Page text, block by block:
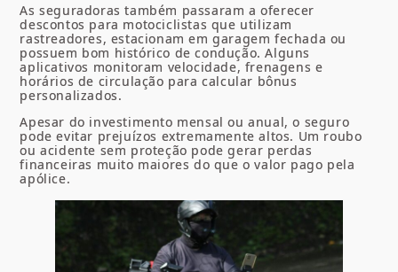
As seguradoras também passaram a oferecer
descontos para motociclistas que utilizam
rastreadores, estacionam em garagem fechada ou
possuem bom histórico de condução. Alguns
aplicativos monitoram velocidade, frenagens e
horários de circulação para calcular bônus
personalizados.
Apesar do investimento mensal ou anual, o seguro
pode evitar prejuízos extremamente altos. Um roubo
ou acidente sem proteção pode gerar perdas
financeiras muito maiores do que o valor pago pela
apólice.